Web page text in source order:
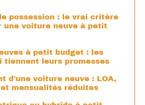
possession : le vrai critère
une voiture neuve à petit
à petit budget : les
tiennent leurs promesses
d’une voiture neuve : LOA,
mensualités réduites